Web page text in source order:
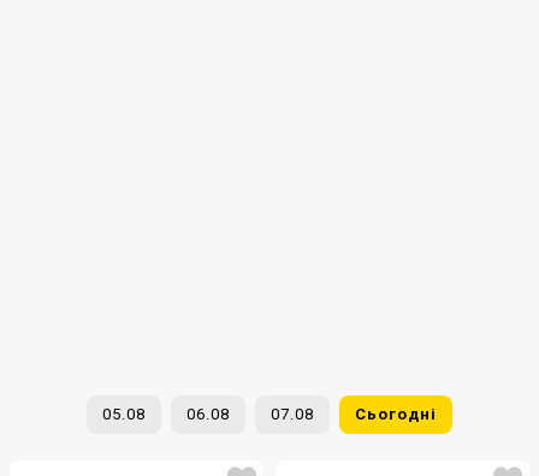
05.08 06.08 07.08 Сьогодні